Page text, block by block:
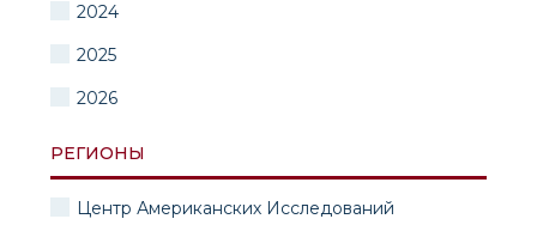
2024
2025
2026
РЕГИОНЫ
Центр Американских Исследований